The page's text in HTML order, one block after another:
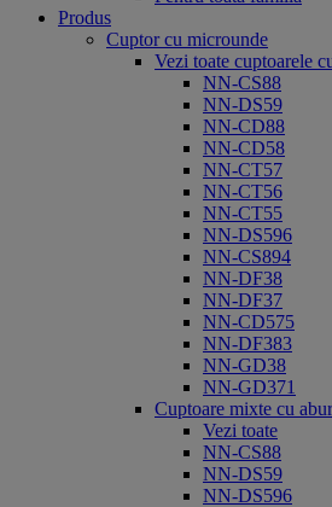
Produs
Cuptor cu microunde
Vezi toate cuptoarele
NN-CS88
NN-DS59
NN-CD88
NN-CD58
NN-CT57
NN-CT56
NN-CT55
NN-DS596
NN-CS894
NN-DF38
NN-DF37
NN-CD575
NN-DF383
NN-GD38
NN-GD371
Cuptoare mixte cu
Vezi toate
NN-CS88
NN-DS59
NN-DS596